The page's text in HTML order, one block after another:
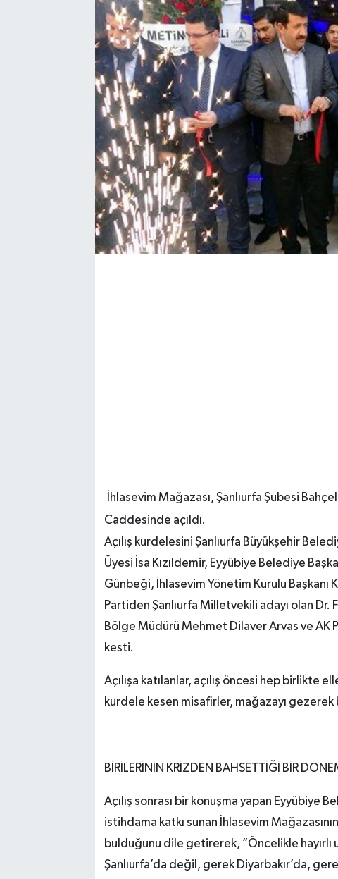
İhlasevim Mağazası, Şanlıurfa Şubesi
Caddesinde açıldı.
Açılış kurdelesini Şanlıurfa Büyükşehir
Üyesi İsa Kızıldemir, Eyyübiye Belediye
Günbeği, İhlasevim Yönetim Kurulu Başkanı
Partiden Şanlıurfa Milletvekili adayı olan
Bölge Müdürü Mehmet Dilaver Arvas ve AK
kesti.
Açılışa katılanlar, açılış öncesi hep birlikte
kurdele kesen misafirler, mağazayı gezerek
BİRİLERİNİN KRİZDEN BAHSETTİĞİ BİR
Açılış sonrası bir konuşma yapan Eyyübiye
istihdama katkı sunan İhlasevim
bulduğunu dile getirerek, ”Öncelikle
Şanlıurfa’da değil, gerek Diyarbakır’da,